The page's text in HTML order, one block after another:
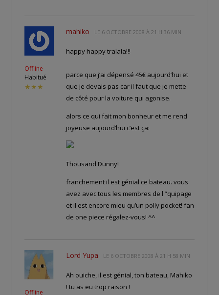
Offline
Habitué
★★★
mahiko LE 6 OCTOBRE 2008 À 21 H 36 MIN
happy happy tralala!!!
parce que j’ai dépensé 45€ aujourd’hui et
que je devais pas car il faut que je mette
de côté pour la voiture qui agonise.
alors ce qui fait mon bonheur et me rend
joyeuse aujourd’hui c’est ça:
Thousand Dunny!
franchement il est génial ce bateau. vous
avez avec tous les membres de l'”quipage
et il est encore mieu qu’un polly pocket! fan
de one piece régalez-vous! ^^
Offline
Lord Yupa LE 6 OCTOBRE 2008 À 21 H 58 MIN
Ah ouiche, il est génial, ton bateau, Mahiko
! tu as eu trop raison !